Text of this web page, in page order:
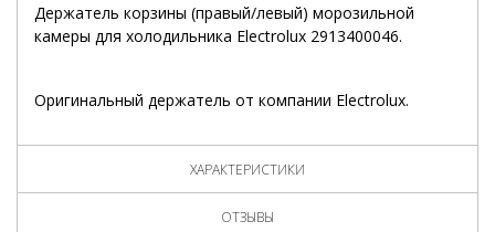
Держатель корзины (правый/левый) морозильной
камеры для холодильника Electrolux 2913400046.
Оригинальный держатель от компании Electrolux.
ХАРАКТЕРИСТИКИ
ОТЗЫВЫ